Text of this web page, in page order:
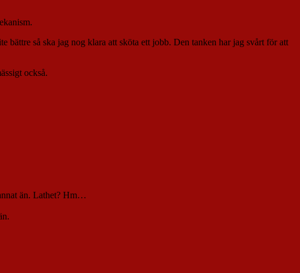
bättre så ska jag nog klara att sköta ett jobb. Den tanken har jag svårt för att
också.
än. Lathet? Hm…